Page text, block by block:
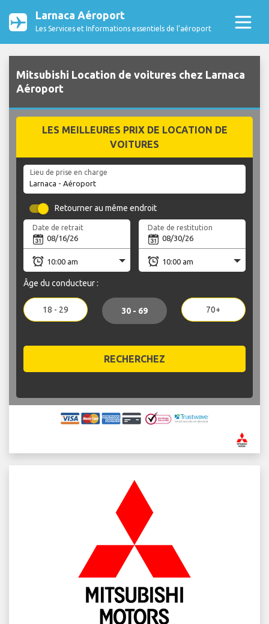
Larnaca Aéroport
Les Services et Informations essentiels de l’aéroport
Mitsubishi Location de voitures chez Larnaca
Aéroport
LES MEILLEURES PRIX DE LOCATION DE
VOITURES
Lieu de prise en charge
Retourner au même endroit
Date de retrait Date de restitution
Âge du conducteur :
18 - 29 30 - 69 70+
RECHERCHEZ